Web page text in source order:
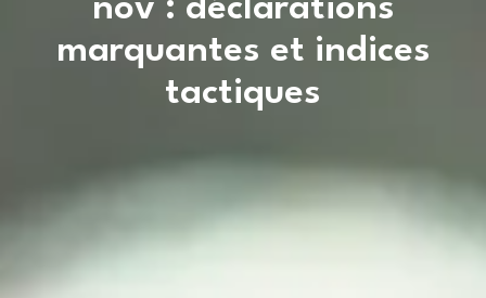
nov : déclarations
marquantes et indices
tactiques